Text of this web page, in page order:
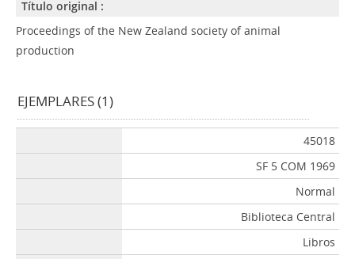
Título original :
Proceedings of the New Zealand society of animal
production
EJEMPLARES (1)
45018
SF 5 COM 1969
Normal
Biblioteca Central
Libros